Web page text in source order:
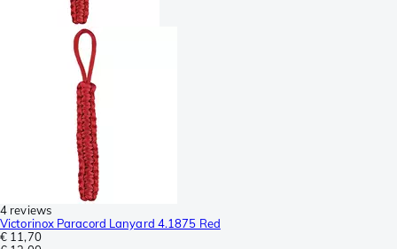
4 reviews
Victorinox Paracord Lanyard 4.1875 Red
€ 11,70